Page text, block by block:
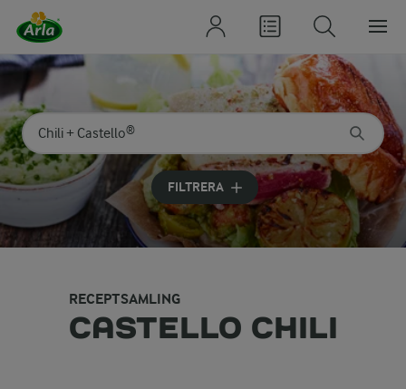
Sök på kategori eller ingrediens
Skriv in sökord för att få förslag
FILTRERA
RECEPTSAMLING
CASTELLO CHILI